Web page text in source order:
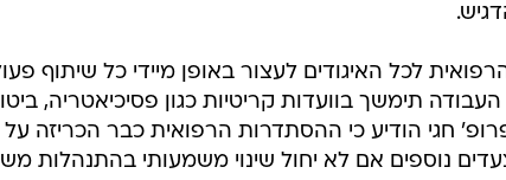
לכל האיגודים לעצור באופן מיידי כל שיתוף
תימשך בוועדות קריטיות כגון פסיכיאטריה,
חגי הודיע כי ההסתדרות הרפואית כבר הכריזה על
נוספים אם לא יחול שינוי משמעותי בהתנהלות